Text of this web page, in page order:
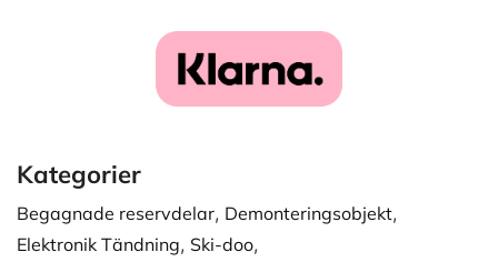
Kategorier
Begagnade reservdelar, Demonteringsobjekt,
Elektronik Tändning, Ski-doo,